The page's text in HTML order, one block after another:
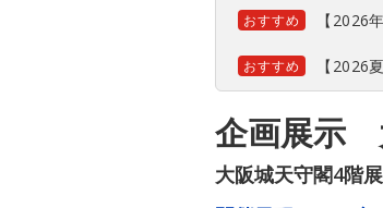
おすすめ 【2026
おすすめ 【2026
企画展示
大阪城天守閣4階